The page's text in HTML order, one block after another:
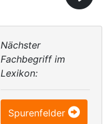
Nächster
Fachbegriff im
Lexikon:
Spurenfelder